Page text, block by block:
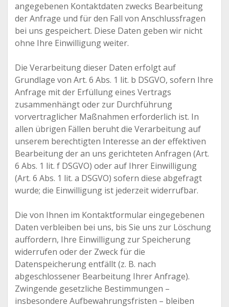
angegebenen Kontaktdaten zwecks Bearbeitung
der Anfrage und für den Fall von Anschlussfragen
bei uns gespeichert. Diese Daten geben wir nicht
ohne Ihre Einwilligung weiter.
Die Verarbeitung dieser Daten erfolgt auf
Grundlage von Art. 6 Abs. 1 lit. b DSGVO, sofern Ihre
Anfrage mit der Erfüllung eines Vertrags
zusammenhängt oder zur Durchführung
vorvertraglicher Maßnahmen erforderlich ist. In
allen übrigen Fällen beruht die Verarbeitung auf
unserem berechtigten Interesse an der effektiven
Bearbeitung der an uns gerichteten Anfragen (Art.
6 Abs. 1 lit. f DSGVO) oder auf Ihrer Einwilligung
(Art. 6 Abs. 1 lit. a DSGVO) sofern diese abgefragt
wurde; die Einwilligung ist jederzeit widerrufbar.
Die von Ihnen im Kontaktformular eingegebenen
Daten verbleiben bei uns, bis Sie uns zur Löschung
auffordern, Ihre Einwilligung zur Speicherung
widerrufen oder der Zweck für die
Datenspeicherung entfällt (z. B. nach
abgeschlossener Bearbeitung Ihrer Anfrage).
Zwingende gesetzliche Bestimmungen –
insbesondere Aufbewahrungsfristen – bleiben